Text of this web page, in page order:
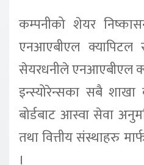
कम्पनीको शेयर
एनआएबीएल
सेयरधनीले एनआएबीएल
इन्स्योरेन्सका सबै शाखा
बोर्डबाट आस्वा सेवा
तथा वित्तीय संस्थाहरु
।